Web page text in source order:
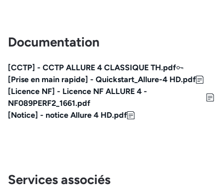
Documentation
[CCTP] - CCTP ALLURE 4 CLASSIQUE TH.pdf
[Prise en main rapide] - Quickstart_Allure-4 HD.pdf
[Licence NF] - Licence NF ALLURE 4 -
NF089PERF2_1661.pdf
[Notice] - notice Allure 4 HD.pdf
Services associés